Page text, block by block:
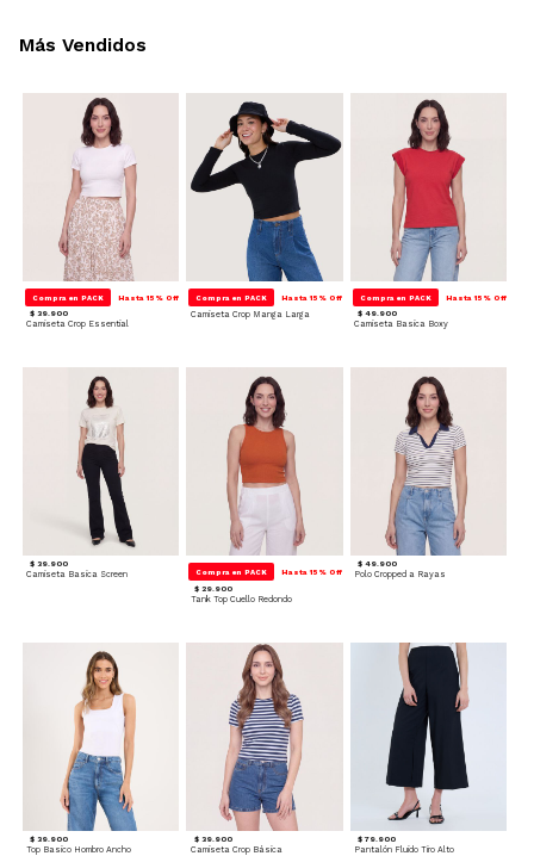
Compra en PACK Hasta 15% Off
$ 39.900
Camiseta Crop Essential
Compra en PACK Hasta 15% Off
Camiseta Crop Manga Larga
Compra en PACK Hasta 15% Off
$ 49.900
Camiseta Basica Boxy
$ 39.900
Camiseta Basica Screen Compra en PACK Hasta 15% Off
$ 29.900
Tank Top Cuello Redondo
$ 49.900
Polo Cropped a Rayas
$ 39.900
Top Basico Hombro Ancho
$ 39.900
Camiseta Crop Básica
$ 79.900
Pantalón Fluido Tiro Alto
Más Vendidos